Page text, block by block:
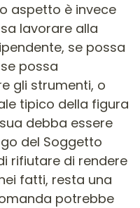
aspetto è invece
lavorare alla
se possa
possa
gli strumenti, o
tipico della figura
debba essere
del Soggetto
rifiutare di rendere
fatti, resta una
potrebbe